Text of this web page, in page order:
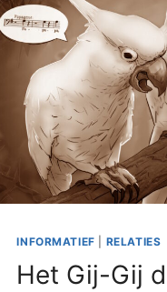
INFORMATIEF RELATIES
Het Gij-Gij